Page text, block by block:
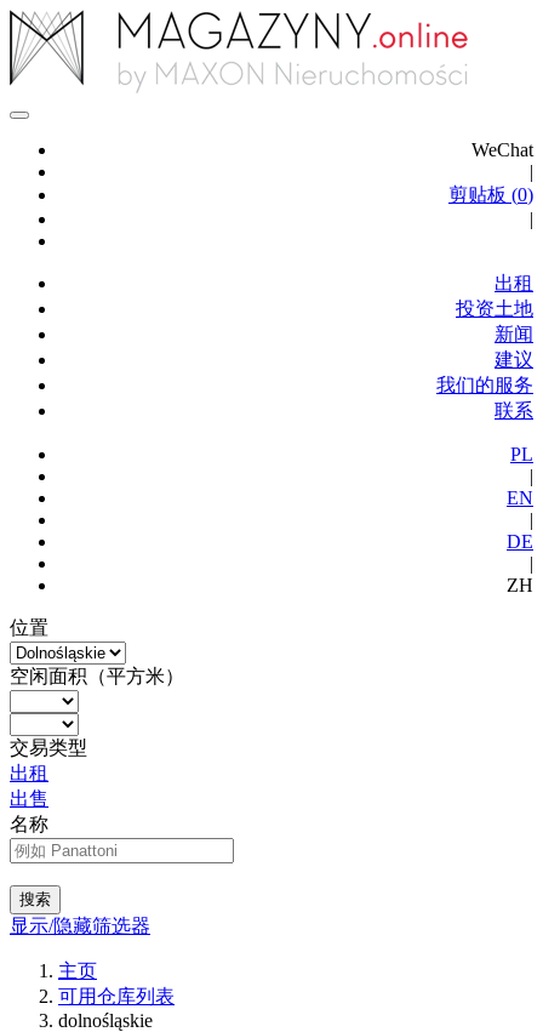
WeChat
|
剪贴板 (0)
|
出租
投资土地
新闻
建议
我们的服务
联系
PL
|
EN
|
DE
|
ZH
位置
空闲面积（平方米）
交易类型
出租
出售
名称
搜索
显示/隐藏筛选器
主页
可用仓库列表
dolnośląskie